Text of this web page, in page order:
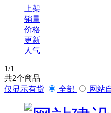
上架
销量
价格
更新
人气
1/1
共2个商品
仅显示有货
全部 网站